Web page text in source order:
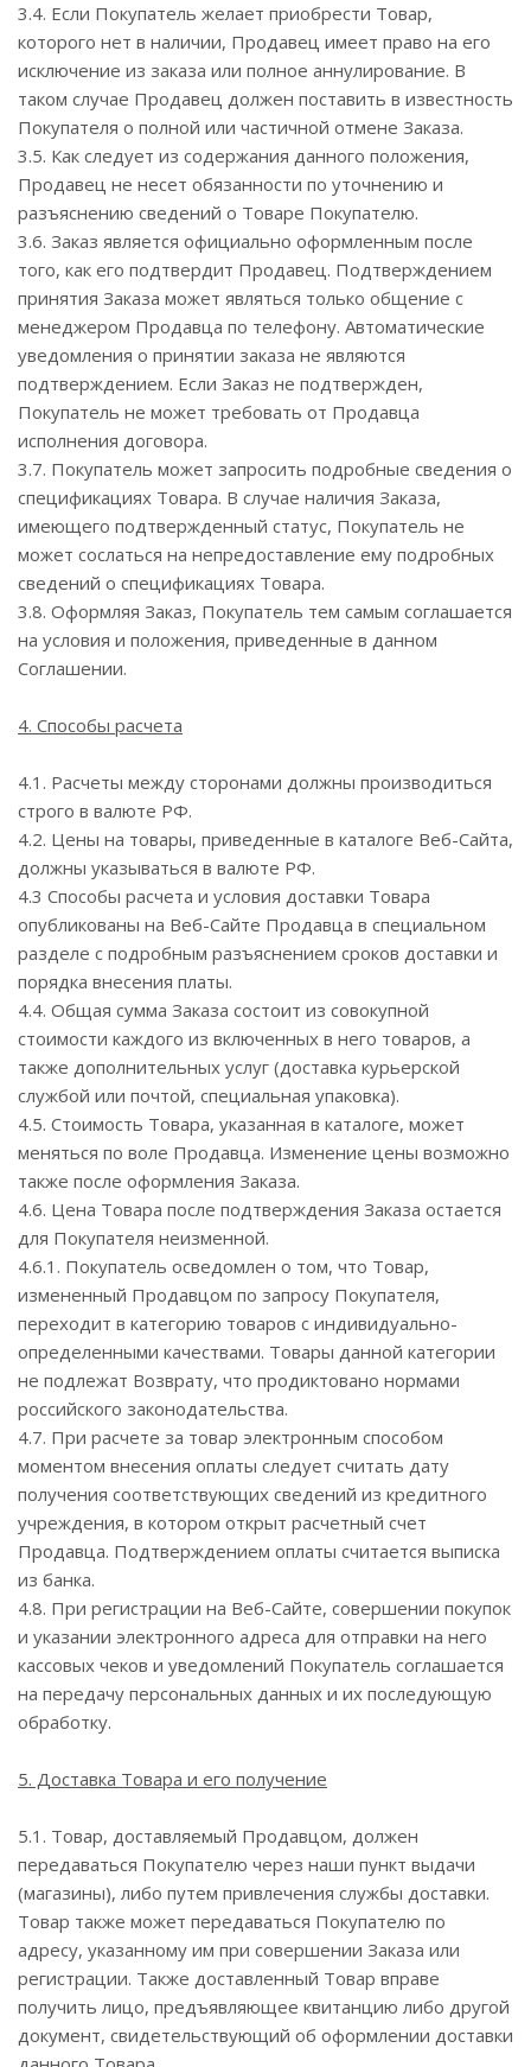
3.4. Если Покупатель желает приобрести Товар,
которого нет в наличии, Продавец имеет право на его
исключение из заказа или полное аннулирование. В
таком случае Продавец должен поставить в известность
Покупателя о полной или частичной отмене Заказа.
3.5. Как следует из содержания данного положения,
Продавец не несет обязанности по уточнению и
разъяснению сведений о Товаре Покупателю.
3.6. Заказ является официально оформленным после
того, как его подтвердит Продавец. Подтверждением
принятия Заказа может являться только общение с
менеджером Продавца по телефону. Автоматические
уведомления о принятии заказа не являются
подтверждением. Если Заказ не подтвержден,
Покупатель не может требовать от Продавца
исполнения договора.
3.7. Покупатель может запросить подробные сведения о
спецификациях Товара. В случае наличия Заказа,
имеющего подтвержденный статус, Покупатель не
может сослаться на непредоставление ему подробных
сведений о спецификациях Товара.
3.8. Оформляя Заказ, Покупатель тем самым соглашается
на условия и положения, приведенные в данном
Соглашении.
4. Способы расчета
4.1. Расчеты между сторонами должны производиться
строго в валюте РФ.
4.2. Цены на товары, приведенные в каталоге Веб-Сайта,
должны указываться в валюте РФ.
4.3 Способы расчета и условия доставки Товара
опубликованы на Веб-Сайте Продавца в специальном
разделе с подробным разъяснением сроков доставки и
порядка внесения платы.
4.4. Общая сумма Заказа состоит из совокупной
стоимости каждого из включенных в него товаров, а
также дополнительных услуг (доставка курьерской
службой или почтой, специальная упаковка).
4.5. Стоимость Товара, указанная в каталоге, может
меняться по воле Продавца. Изменение цены возможно
также после оформления Заказа.
4.6. Цена Товара после подтверждения Заказа остается
для Покупателя неизменной.
4.6.1. Покупатель осведомлен о том, что Товар,
измененный Продавцом по запросу Покупателя,
переходит в категорию товаров с индивидуально-
определенными качествами. Товары данной категории
не подлежат Возврату, что продиктовано нормами
российского законодательства.
4.7. При расчете за товар электронным способом
моментом внесения оплаты следует считать дату
получения соответствующих сведений из кредитного
учреждения, в котором открыт расчетный счет
Продавца. Подтверждением оплаты считается выписка
из банка.
4.8. При регистрации на Веб-Сайте, совершении покупок
и указании электронного адреса для отправки на него
кассовых чеков и уведомлений Покупатель соглашается
на передачу персональных данных и их последующую
обработку.
5. Доставка Товара и его получение
5.1. Товар, доставляемый Продавцом, должен
передаваться Покупателю через наши пункт выдачи
(магазины), либо путем привлечения службы доставки.
Товар также может передаваться Покупателю по
адресу, указанному им при совершении Заказа или
регистрации. Также доставленный Товар вправе
получить лицо, предъявляющее квитанцию либо другой
документ, свидетельствующий об оформлении доставки